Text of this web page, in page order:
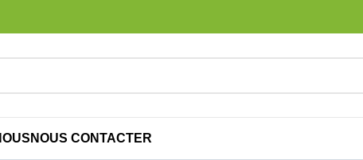
NOUS CONTACTER